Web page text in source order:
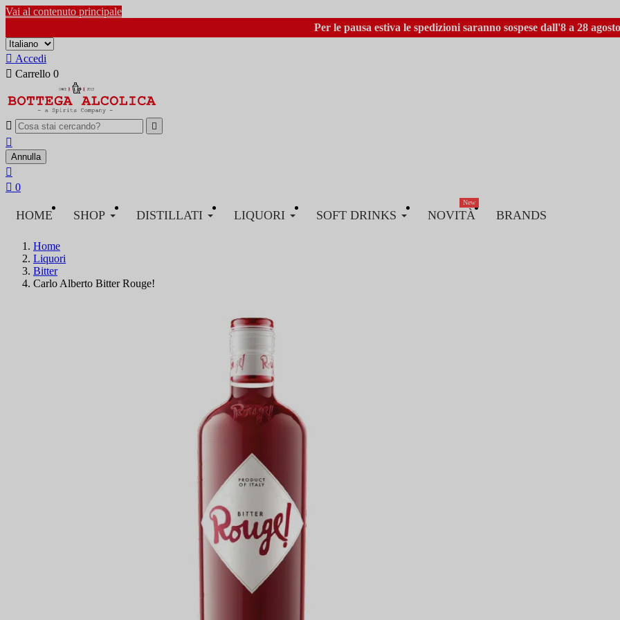
Vai al contenuto principale
Per le pausa estiva le spedizioni saranno sospese dall'8 a 28
 Accedi
 Carrello 0
 

Annulla

 0
HOME SHOP DISTILLATI LIQUORI SOFT DRINKS NOVITÀ
New
BRANDS
Home
Liquori
Bitter
Carlo Alberto Bitter Rouge!